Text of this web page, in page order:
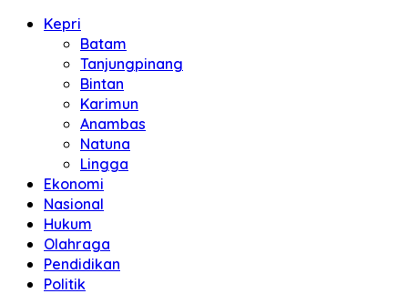
Kepri
Batam
Tanjungpinang
Bintan
Karimun
Anambas
Natuna
Lingga
Ekonomi
Nasional
Hukum
Olahraga
Pendidikan
Politik